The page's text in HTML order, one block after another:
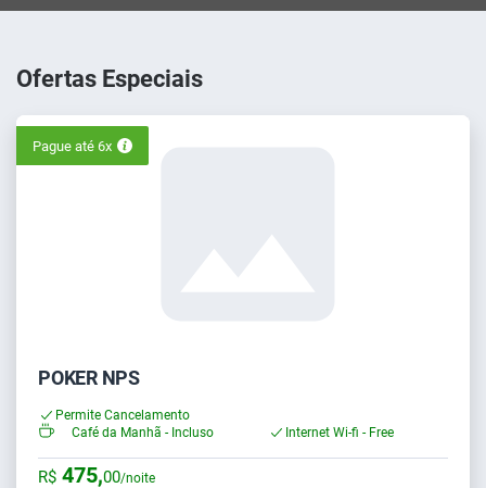
Ofertas Especiais
Pague até 6x
POKER NPS
Permite Cancelamento
Café da Manhã - Incluso
Internet Wi-fi - Free
R$ 475,00/noite